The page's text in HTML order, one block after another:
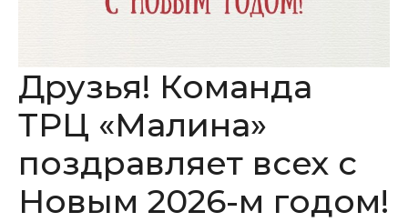
Друзья! Команда
ТРЦ «Малина»
поздравляет всех с
Новым 2026-м годом!